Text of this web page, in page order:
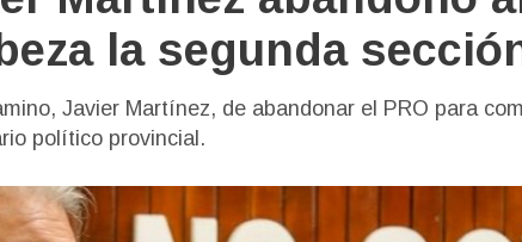
la segunda
Javier Martínez, de abandonar el PRO para
político provincial.